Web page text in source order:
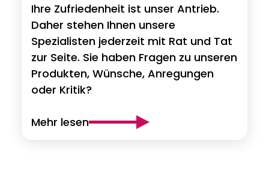
Ihre Zufriedenheit ist unser Antrieb.
Daher stehen Ihnen unsere
Spezialisten jederzeit mit Rat und Tat
zur Seite. Sie haben Fragen zu unseren
Produkten, Wünsche, Anregungen
oder Kritik?
Mehr lesen